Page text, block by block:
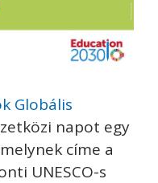
Globális
napot egy
címe a
UNESCO-s